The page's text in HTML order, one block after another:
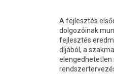
A fejlesztés
dolgozóinak
fejlesztés
díjából, a
elengedhetetlen